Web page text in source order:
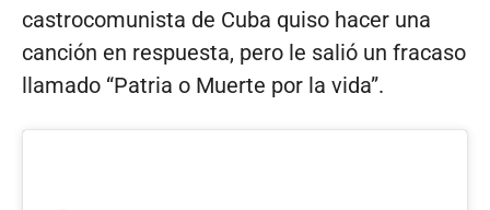
castrocomunista de Cuba quiso hacer una
canción en respuesta, pero le salió un fracaso
llamado “Patria o Muerte por la vida”.